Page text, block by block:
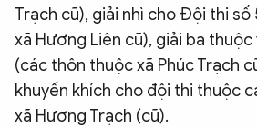
Trạch cũ), giải nhì cho Đội thi
xã Hương Liên cũ), giải ba
(các thôn thuộc xã Phúc Trạch
khuyến khích cho đội thi thuộc
xã Hương Trạch (cũ).